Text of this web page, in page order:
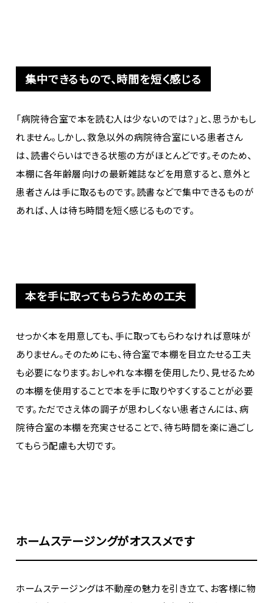
集中できるもので、時間を短く感じる
「病院待合室で本を読む人は少ないのでは？」と、思うかもし
れません。しかし、救急以外の病院待合室にいる患者さん
は、読書ぐらいはできる状態の方がほとんどです。そのため、
本棚に各年齢層向けの最新雑誌などを用意すると、意外と
患者さんは手に取るものです。読書などで集中できるものが
あれば、人は待ち時間を短く感じるものです。
本を手に取ってもらうための工夫
せっかく本を用意しても、手に取ってもらわなければ意味が
ありません。そのためにも、待合室で本棚を目立たせる工夫
も必要になります。おしゃれな本棚を使用したり、見せるため
の本棚を使用することで本を手に取りやすくすることが必要
です。ただでさえ体の調子が思わしくない患者さんには、病
院待合室の本棚を充実させることで、待ち時間を楽に過ごし
てもらう配慮も大切です。
ホームステージングがオススメです
ホームステージングは不動産の魅力を引き立て、お客様に物